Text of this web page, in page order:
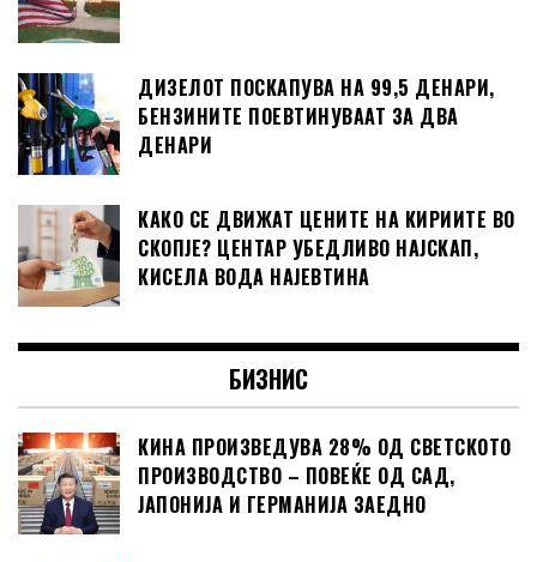
ДИЗЕЛОТ ПОСКАПУВА НА 99,5 ДЕНАРИ,
БЕНЗИНИТЕ ПОЕВТИНУВААТ ЗА ДВА
ДЕНАРИ
КАКО СЕ ДВИЖАТ ЦЕНИТЕ НА КИРИИТЕ ВО
СКОПЈЕ? ЦЕНТАР УБЕДЛИВО НАЈСКАП,
КИСЕЛА ВОДА НАЈЕВТИНА
БИЗНИС
КИНА ПРОИЗВЕДУВА 28% ОД СВЕТСКОТО
ПРОИЗВОДСТВО – ПОВЕЌЕ ОД САД,
ЈАПОНИЈА И ГЕРМАНИЈА ЗАЕДНО